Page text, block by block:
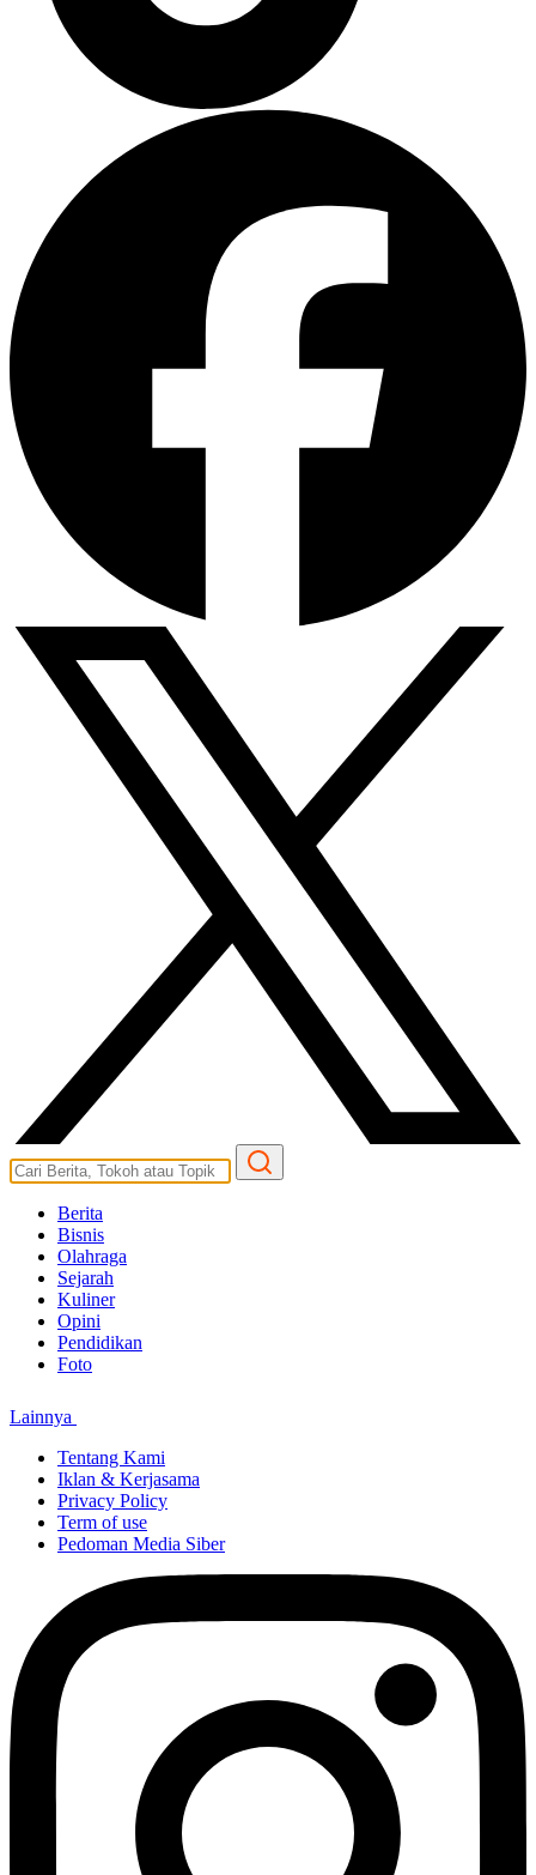
Berita
Bisnis
Olahraga
Sejarah
Kuliner
Opini
Pendidikan
Foto
Lainnya
Tentang Kami
Iklan & Kerjasama
Privacy Policy
Term of use
Pedoman Media Siber